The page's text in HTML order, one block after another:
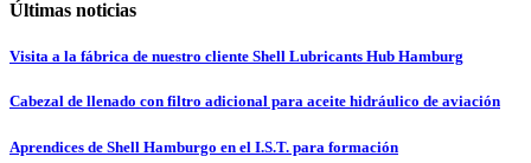
Últimas noticias
Visita a la fábrica de nuestro cliente Shell Lubricants Hub Hamburg
Cabezal de llenado con filtro adicional para aceite hidráulico de aviación
Aprendices de Shell Hamburgo en el I.S.T. para formación